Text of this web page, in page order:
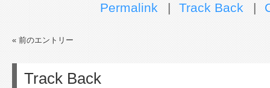
Permalink Track Back
« 前のエントリー
Track Back